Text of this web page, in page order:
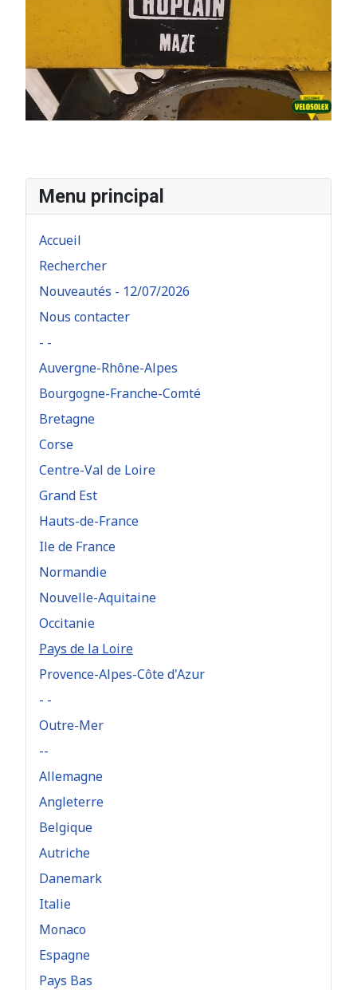
Menu principal
Accueil
Rechercher
Nouveautés - 12/07/2026
Nous contacter
- -
Auvergne-Rhône-Alpes
Bourgogne-Franche-Comté
Bretagne
Corse
Centre-Val de Loire
Grand Est
Hauts-de-France
Ile de France
Normandie
Nouvelle-Aquitaine
Occitanie
Pays de la Loire
Provence-Alpes-Côte d'Azur
- -
Outre-Mer
--
Allemagne
Angleterre
Belgique
Autriche
Danemark
Italie
Monaco
Espagne
Pays Bas